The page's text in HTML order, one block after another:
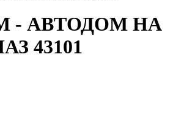
- АВТОДОМ НА
43101